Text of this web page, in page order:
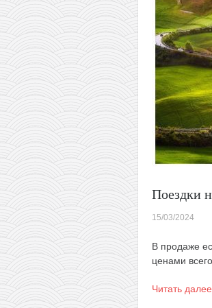
туда-
обратно
Поездки
15/03/2024
В продаже
ценами
Читать